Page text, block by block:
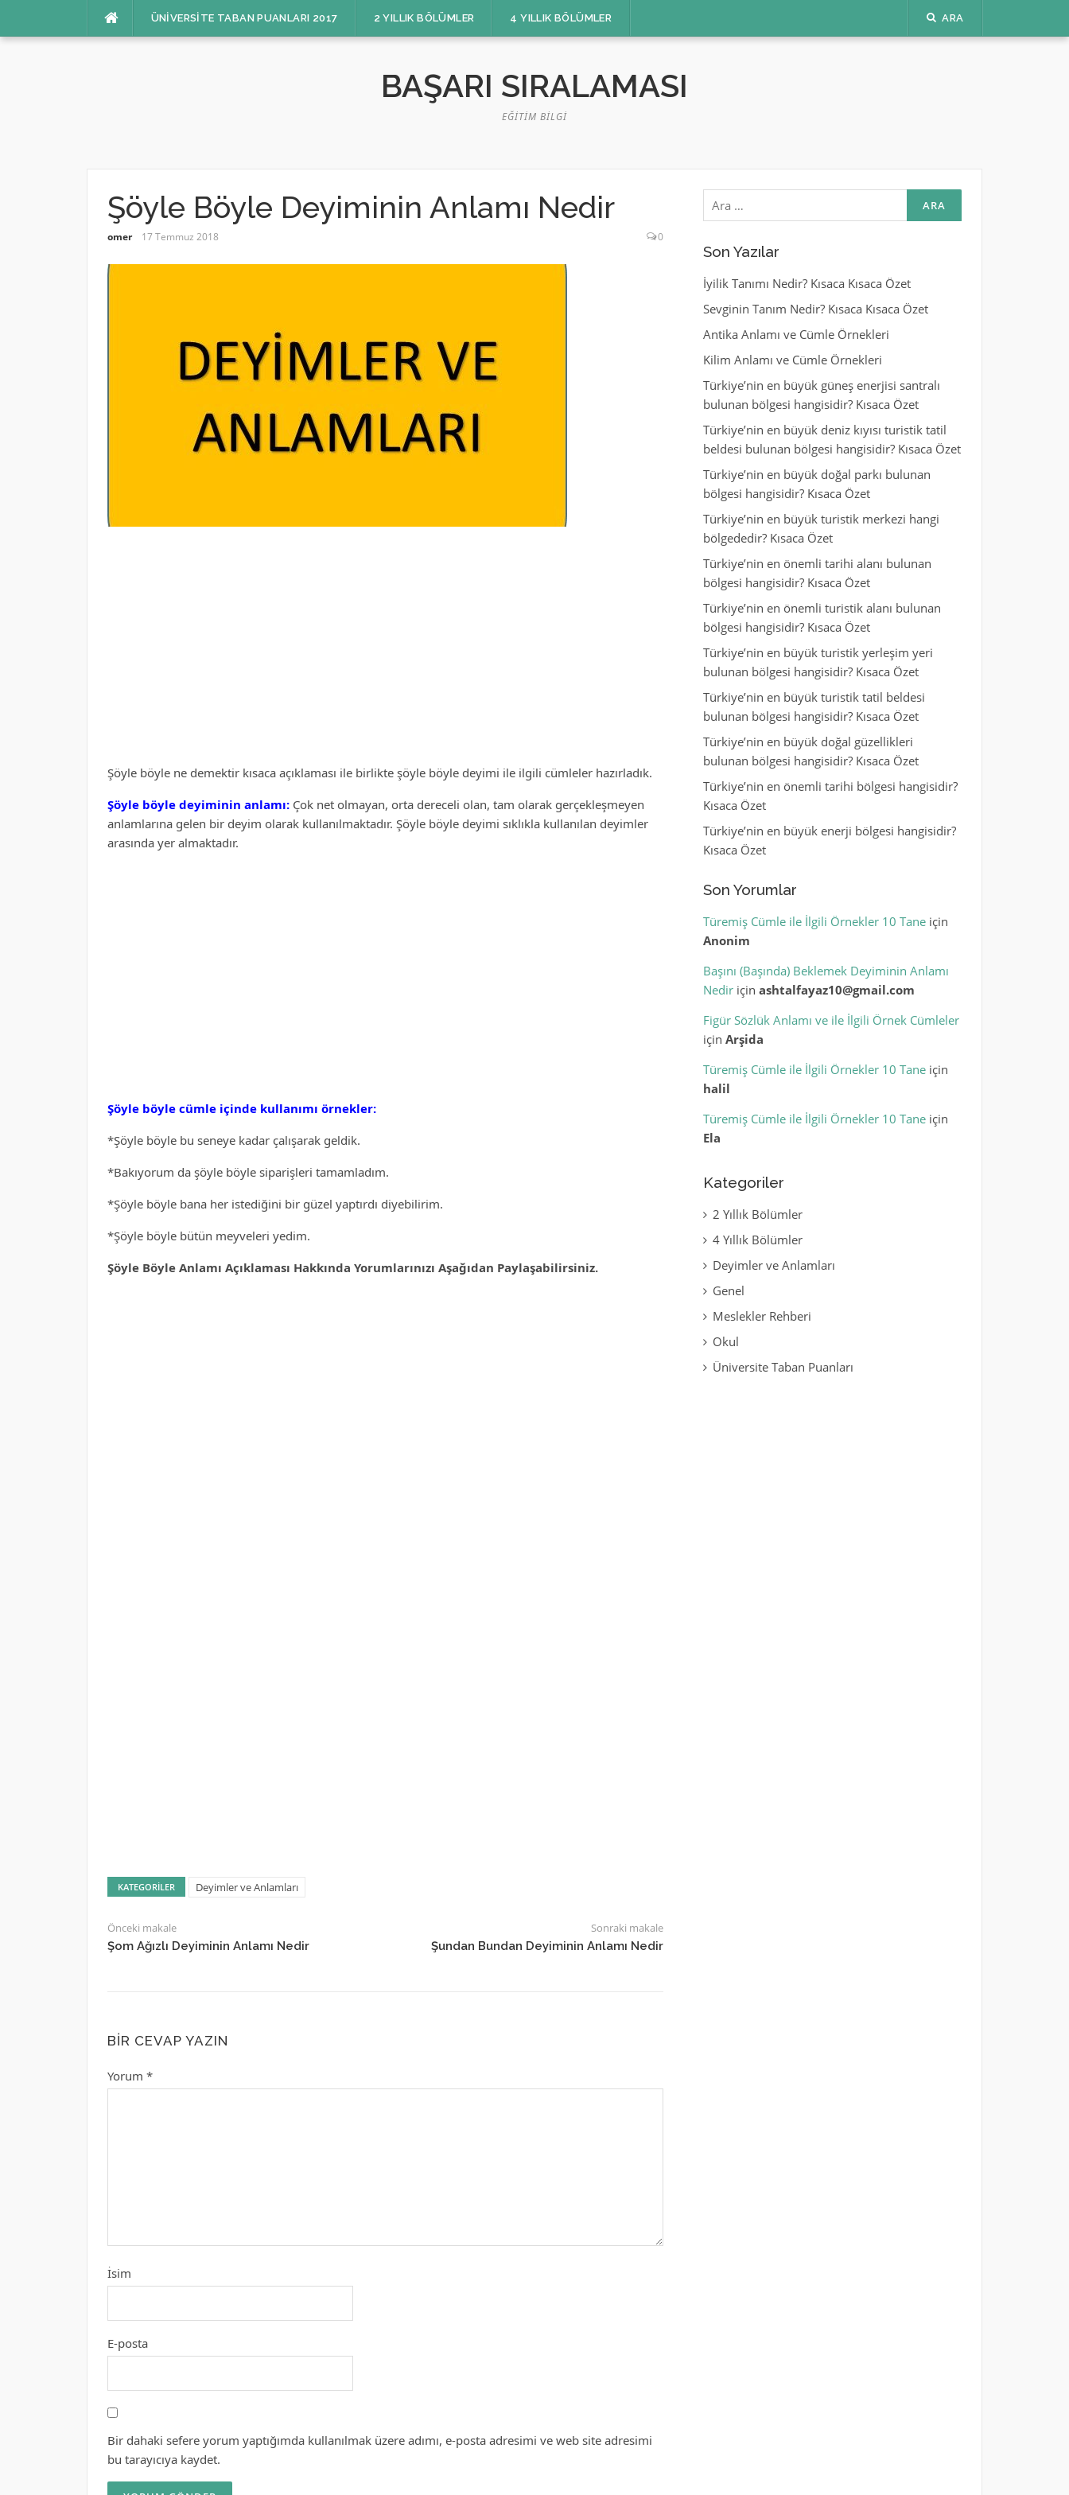
ÜNIVERSITE TABAN PUANLARI 2017 2 YILLIK BÖLÜMLER 4 YILLIK BÖLÜMLER ARA
BAŞARI SIRALAMASI
EĞITIM BILGI
Şöyle Böyle Deyiminin Anlamı Nedir
omer 17 Temmuz 2018 0
Şöyle böyle ne demektir kısaca açıklaması ile birlikte şöyle böyle deyimi ile ilgili cümleler hazırladık.
Şöyle böyle deyiminin anlamı: Çok net olmayan, orta dereceli olan, tam olarak gerçekleşmeyen
anlamlarına gelen bir deyim olarak kullanılmaktadır. Şöyle böyle deyimi sıklıkla kullanılan deyimler
arasında yer almaktadır.
Şöyle böyle cümle içinde kullanımı örnekler:
*Şöyle böyle bu seneye kadar çalışarak geldik.
*Bakıyorum da şöyle böyle siparişleri tamamladım.
*Şöyle böyle bana her istediğini bir güzel yaptırdı diyebilirim.
*Şöyle böyle bütün meyveleri yedim.
Şöyle Böyle Anlamı Açıklaması Hakkında Yorumlarınızı Aşağıdan Paylaşabilirsiniz.
KATEGORILER Deyimler ve Anlamları
Önceki makale
Şom Ağızlı Deyiminin Anlamı Nedir
Sonraki makale
Şundan Bundan Deyiminin Anlamı Nedir
BIR CEVAP YAZIN
Yorum *
İsim
E-posta
Bir dahaki sefere yorum yaptığımda kullanılmak üzere adımı, e-posta adresimi ve web site adresimi
bu tarayıcıya kaydet.
Arama:
Son Yazılar
İyilik Tanımı Nedir? Kısaca Kısaca Özet
Sevginin Tanım Nedir? Kısaca Kısaca Özet
Antika Anlamı ve Cümle Örnekleri
Kilim Anlamı ve Cümle Örnekleri
Türkiye’nin en büyük güneş enerjisi santralı
bulunan bölgesi hangisidir? Kısaca Özet
Türkiye’nin en büyük deniz kıyısı turistik tatil
beldesi bulunan bölgesi hangisidir? Kısaca Özet
Türkiye’nin en büyük doğal parkı bulunan
bölgesi hangisidir? Kısaca Özet
Türkiye’nin en büyük turistik merkezi hangi
bölgededir? Kısaca Özet
Türkiye’nin en önemli tarihi alanı bulunan
bölgesi hangisidir? Kısaca Özet
Türkiye’nin en önemli turistik alanı bulunan
bölgesi hangisidir? Kısaca Özet
Türkiye’nin en büyük turistik yerleşim yeri
bulunan bölgesi hangisidir? Kısaca Özet
Türkiye’nin en büyük turistik tatil beldesi
bulunan bölgesi hangisidir? Kısaca Özet
Türkiye’nin en büyük doğal güzellikleri
bulunan bölgesi hangisidir? Kısaca Özet
Türkiye’nin en önemli tarihi bölgesi hangisidir?
Kısaca Özet
Türkiye’nin en büyük enerji bölgesi hangisidir?
Kısaca Özet
Son Yorumlar
Türemiş Cümle ile İlgili Örnekler 10 Taneiçin
Anonim
Başını (Başında) Beklemek Deyiminin Anlamı
Nediriçin ashtalfayaz10@gmail.com
Figür Sözlük Anlamı ve ile İlgili Örnek Cümleler
için Arşida
Türemiş Cümle ile İlgili Örnekler 10 Taneiçin
halil
Türemiş Cümle ile İlgili Örnekler 10 Taneiçin
Ela
Kategoriler
2 Yıllık Bölümler
4 Yıllık Bölümler
Deyimler ve Anlamları
Genel
Meslekler Rehberi
Okul
Üniversite Taban Puanları